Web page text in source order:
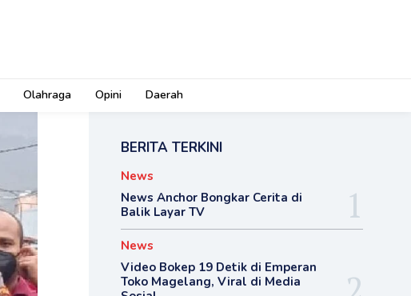
Olahraga Opini Daerah
BERITA TERKINI
News
News Anchor Bongkar Cerita di
Balik Layar TV
News
Video Bokep 19 Detik di Emperan
Toko Magelang, Viral di Media